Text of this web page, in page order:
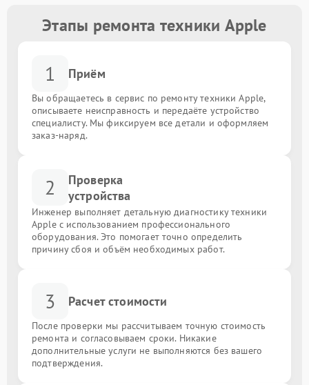
Этапы ремонта техники Apple
1 Приём
Вы обращаетесь в сервис по ремонту техники Apple,
описываете неисправность и передаёте устройство
специалисту. Мы фиксируем все детали и оформляем
заказ-наряд.
2
Проверка
устройства
Инженер выполняет детальную диагностику техники
Apple с использованием профессионального
оборудования. Это помогает точно определить
причину сбоя и объём необходимых работ.
3 Расчет стоимости
После проверки мы рассчитываем точную стоимость
ремонта и согласовываем сроки. Никакие
дополнительные услуги не выполняются без вашего
подтверждения.